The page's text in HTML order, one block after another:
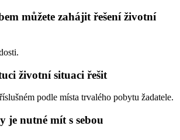
můžete zahájit řešení životní
životní situaci řešit
podle místa trvalého pobytu žadatele.
je nutné mít s sebou